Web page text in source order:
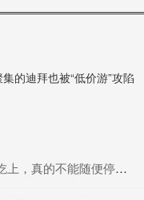
的迪拜也被“低价游”攻陷
能随便停！突然停服风险大